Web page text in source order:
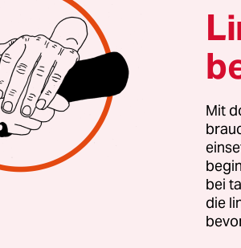
räumen lassen. War das falsch?
Elke Breitenbach:
Solche
nur dazu, dass die Menschen
und dort genauso im Elend
wir mit dem Bezirk Lichtenberg
der ausgesprochen erfolgreich
Mit
bei
die